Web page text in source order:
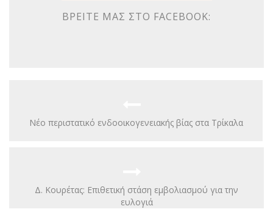
ΒΡΕΊΤΕ ΜΑΣ ΣΤΟ FACEBOOK:
Νέο περιστατικό ενδοοικογενειακής βίας στα Τρίκαλα
Δ. Κουρέτας: Επιθετική στάση εμβολιασμού για την
ευλογιά